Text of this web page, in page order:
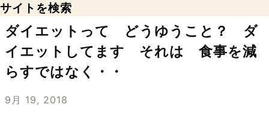
サイトを検索
ダイエットって どうゆうこと？ ダ
イエットしてます それは 食事を減
らすではなく・・
9月 19, 2018